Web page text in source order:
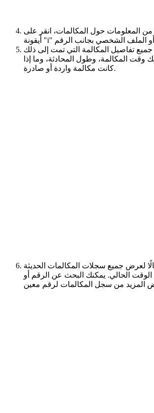
المعلومات حول المكالمات، انقر على
تفاصيل المكالمة التي تمت إلى ذلك
وقت المكالمة، وطول المحادثة، وما إذا
كانت مكالمة واردة أو صادرة.
لعرض جميع سجلات المكالمات الحديثة
الحالي. يمكنك البحث عن الرقم أو